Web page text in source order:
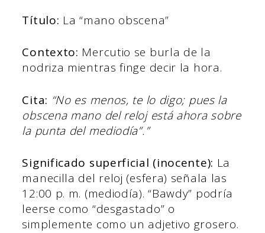
Título: La “mano obscena”
Contexto: Mercutio se burla de la
nodriza mientras finge decir la hora.
Cita: “No es menos, te lo digo; pues la
obscena mano del reloj está ahora sobre
la punta del mediodía”.”
Significado superficial (inocente): La
manecilla del reloj (esfera) señala las
12:00 p. m. (mediodía). “Bawdy” podría
leerse como “desgastado” o
simplemente como un adjetivo grosero.